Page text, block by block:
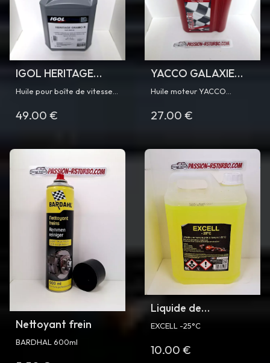
IGOL HERITAGE
GRAMO B 80W90
Huile pour boîte de vitesse
GRAMO B 80W90 - bidon
49.00 €
YACCO GALAXIE
15W50
Huile moteur YACCO
- bidon de 2L
27.00 €
Nettoyant frein
BARDHAL 600ml
Liquide de
refroidissement
EXCELL -25°C
10.00 €